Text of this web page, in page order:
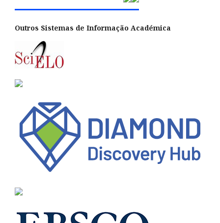
Outros Sistemas de Informação Académica